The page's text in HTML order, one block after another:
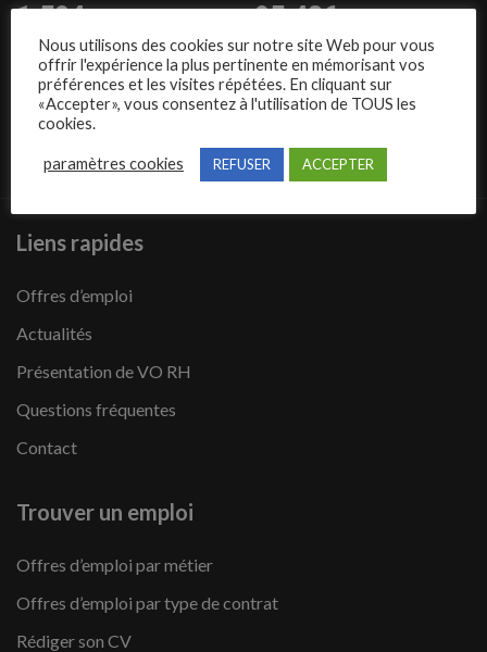
1,504
Entreprises
95,486
Candidats
Nous suivre
Liens rapides
Offres d’emploi
Actualités
Présentation de VO RH
Questions fréquentes
Contact
Trouver un emploi
Offres d’emploi par métier
Offres d’emploi par type de contrat
Rédiger son CV
Nous utilisons des cookies sur notre site Web pour vous
offrir l'expérience la plus pertinente en mémorisant vos
préférences et les visites répétées. En cliquant sur
«Accepter», vous consentez à l'utilisation de TOUS les
cookies.
paramètres cookies REFUSER ACCEPTER